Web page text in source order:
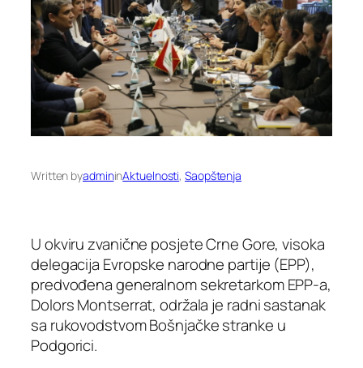
Written byadmininAktuelnosti, Saopštenja
U okviru zvanične posjete Crne Gore, visoka
delegacija Evropske narodne partije (EPP),
predvođena generalnom sekretarkom EPP-a,
Dolors Montserrat, održala je radni sastanak
sa rukovodstvom Bošnjačke stranke u
Podgorici.